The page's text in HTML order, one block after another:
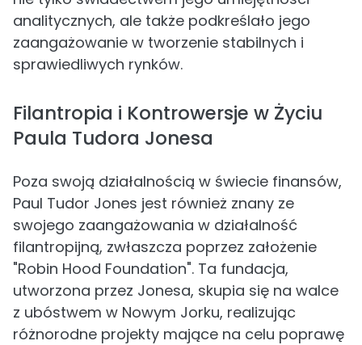
analitycznych, ale także podkreślało jego
zaangażowanie w tworzenie stabilnych i
sprawiedliwych rynków.
Filantropia i Kontrowersje w Życiu
Paula Tudora Jonesa
Poza swoją działalnością w świecie finansów,
Paul Tudor Jones jest również znany ze
swojego zaangażowania w działalność
filantropijną, zwłaszcza poprzez założenie
"Robin Hood Foundation". Ta fundacja,
utworzona przez Jonesa, skupia się na walce
z ubóstwem w Nowym Jorku, realizując
różnorodne projekty mające na celu poprawę